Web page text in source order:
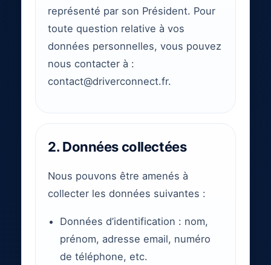
représenté par son Président. Pour
toute question relative à vos
données personnelles, vous pouvez
nous contacter à :
contact@driverconnect.fr.
2. Données collectées
Nous pouvons être amenés à
collecter les données suivantes :
Données d’identification : nom,
prénom, adresse email, numéro
de téléphone, etc.